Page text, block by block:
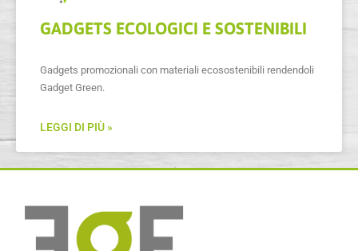
GADGETS ECOLOGICI E SOSTENIBILI
Gadgets promozionali con materiali ecosostenibili rendendoli
Gadget Green.
LEGGI DI PIÙ »